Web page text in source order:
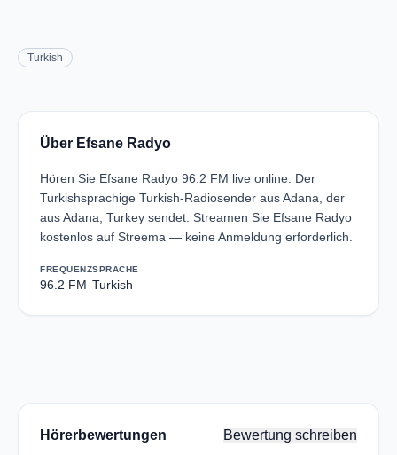
Turkish
Über Efsane Radyo
Hören Sie Efsane Radyo 96.2 FM live online. Der
Turkishsprachige Turkish-Radiosender aus Adana, der
aus Adana, Turkey sendet. Streamen Sie Efsane Radyo
kostenlos auf Streema — keine Anmeldung erforderlich.
FREQUENZ
96.2 FM
SPRACHE
Turkish
Hörerbewertungen Bewertung schreiben